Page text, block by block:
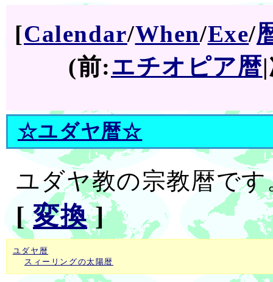
[Calendar/When/Exe/
(前:エチオピア暦
☆ユダヤ暦☆
ユダヤ教の宗教暦です
[変換]
ユダヤ暦
スィーリングの太陽暦